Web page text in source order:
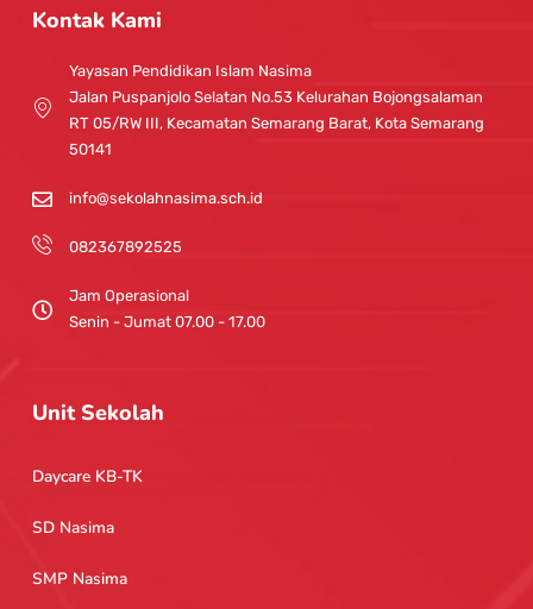
t
g
r
a
m
t
b
e
Kontak Kami
Yayasan Pendidikan Islam Nasima
Jalan Puspanjolo Selatan No.53 Kelurahan Bojongsalaman
RT 05/RW III, Kecamatan Semarang Barat, Kota Semarang
50141
info@sekolahnasima.sch.id
082367892525
Jam Operasional
Senin - Jumat 07.00 - 17.00
Unit Sekolah
Daycare KB-TK
SD Nasima
SMP Nasima